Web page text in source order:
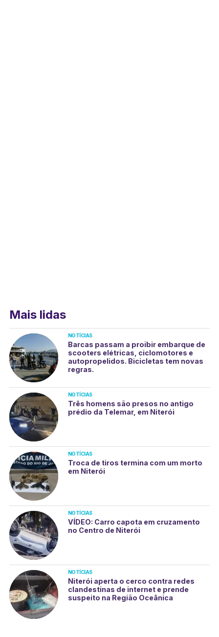
Mais lidas
NOTÍCIAS
Barcas passam a proibir embarque de
scooters elétricas, ciclomotores e
autopropelidos. Bicicletas tem novas
regras.
NOTÍCIAS
Três homens são presos no antigo
prédio da Telemar, em Niterói
NOTÍCIAS
Troca de tiros termina com um morto
em Niterói
NOTÍCIAS
VÍDEO: Carro capota em cruzamento
no Centro de Niterói
NOTÍCIAS
Niterói aperta o cerco contra redes
clandestinas de internet e prende
suspeito na Região Oceânica